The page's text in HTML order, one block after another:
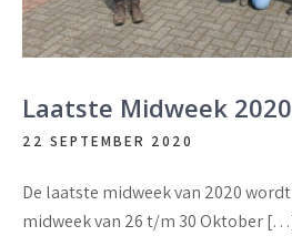
Laatste Midweek 2020
22 SEPTEMBER 2020
De laatste midweek van 2020
midweek van 26 t/m 30 Oktober